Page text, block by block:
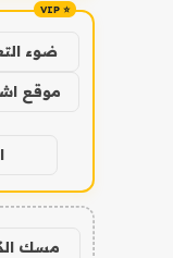
ضوء
موقع
مسك